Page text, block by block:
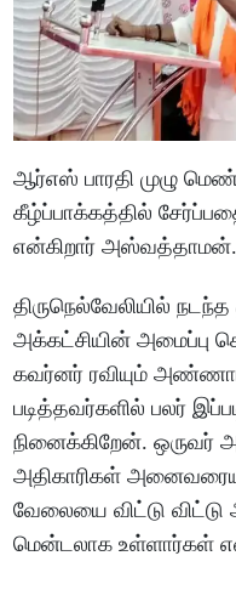
ஆர்எஸ் பாரதி முழு
கீழ்ப்பாக்கத்தில்
என்கிறார் அஸ்வத்தாமன்.
திருநெல்வேலியில்
அக்கட்சியின் அமைப்பு
கவர்னர் ரவியும்
படித்தவர்களில் பலர்
நினைக்கிறேன்.
அதிகாரிகள்
வேலையை விட்டு விட்டு
மென்டலாக உள்ளார்கள்